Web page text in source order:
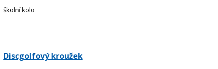
školní kolo
Discgolfový kroužek